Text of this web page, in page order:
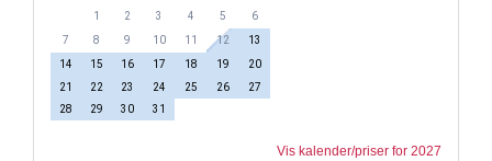
1
2 3 4 5
6
7
8 9 10 11 12
13
14
15 16 17 18 19
20
21
22 23 24 25 26
27
28
29 30 31
Vis kalender/priser for 2027